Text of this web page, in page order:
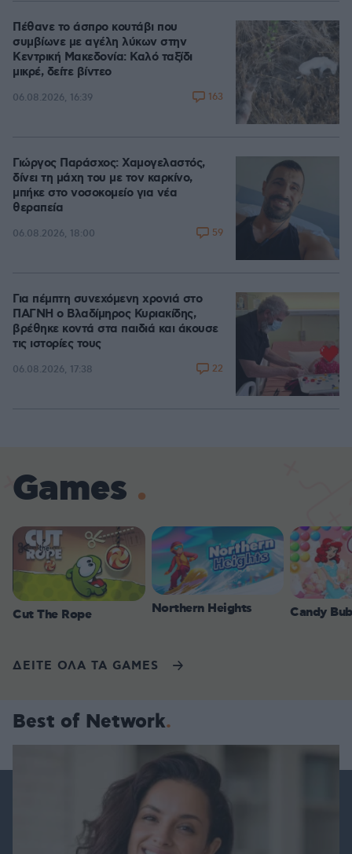
Πέθανε το άσπρο κουτάβι που
συμβίωνε με αγέλη λύκων στην
Κεντρική Μακεδονία: Καλό ταξίδι
μικρέ, δείτε βίντεο
06.08.2026, 16:39 163
Γιώργος Παράσχος: Χαμογελαστός,
δίνει τη μάχη του με τον καρκίνο,
μπήκε στο νοσοκομείο για νέα
θεραπεία
06.08.2026, 18:00 59
Για πέμπτη συνεχόμενη χρονιά στο
ΠΑΓΝΗ ο Βλαδίμηρος Κυριακίδης,
βρέθηκε κοντά στα παιδιά και άκουσε
τις ιστορίες τους
06.08.2026, 17:38 22
Games
Cut The Rope Northern Heights Candy
ΔΕΙΤΕ ΟΛΑ ΤΑ GAMES
Best of Network